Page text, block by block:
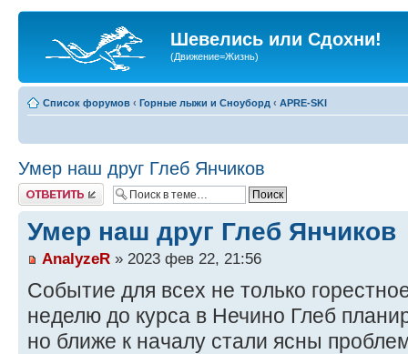
Шевелись или Сдохни!
(Движение=Жизнь)
Список форумов ‹ Горные лыжи и Сноуборд ‹ APRE-SKI
Умер наш друг Глеб Янчиков
Ответить
Умер наш друг Глеб Янчиков
AnalyzeR » 2023 фев 22, 21:56
Событие для всех не только
неделю до курса в Нечино Глеб
но ближе к началу стали ясны